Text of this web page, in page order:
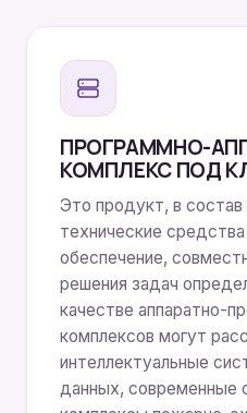
ПРОГРАММНО-
КОМПЛЕКС ПОД
Это продукт, в
технические
обеспечение,
решения задач
качестве аппаратно-
комплексов могут
интеллектуальные
данных, современные